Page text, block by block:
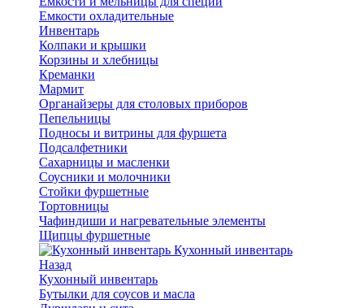
Емкости охладительные
Инвентарь
Колпаки и крышки
Корзины и хлебницы
Креманки
Мармит
Органайзеры для столовых приборов
Пепельницы
Подносы и витрины для фуршета
Подсалфетники
Сахарницы и масленки
Соусники и молочники
Стойки фуршетные
Тортовницы
Чафиндиши и нагревательные элементы
Щипцы фуршетные
Кухонный инвентарь
Назад
Кухонный инвентарь
Бутылки для соусов и масла